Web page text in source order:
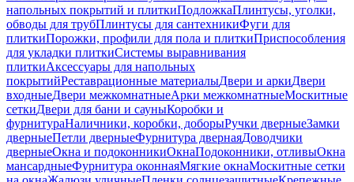
напольных покрытий и плиткиПодложкаПлинтусы, уголки,
обводы для трубПлинтусы для сантехникиФуги для
плиткиПорожки, профили для пола и плиткиПриспособления
для укладки плиткиСистемы выравнивания
плиткиАксессуары для напольных
покрытийРеставрационные материалыДвери и аркиДвери
входныеДвери межкомнатныеАрки межкомнатныеМоскитные
сеткиДвери для бани и сауныКоробки и
фурнитураНаличники, коробки, доборыРучки дверныеЗамки
дверныеПетли дверныеФурнитура двернаяДоводчики
дверныеОкна и подоконникиОкнаПодоконники, отливыОкна
мансардныеФурнитура оконнаяМягкие окнаМоскитные сетки